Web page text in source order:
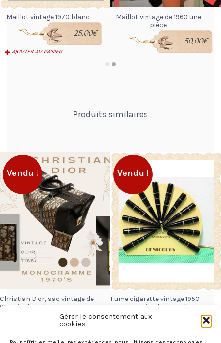
Gérer le consentement aux
cookies
Maillot vintage 1970 blanc
25,00€
AJOUTER AU PANIER
Maillot vintage de 1960 une
pièce
50,00€
Produits similaires
Vendu !
Christian Dior, sac vintage de
voyage et porte monnaie
monogramme de 1970’s,
vintage handbag Christian
Vendu !
Fume cigarette vintage 1950
noire avec éjecteur neuf
30,00€
LIRE LA SUITE